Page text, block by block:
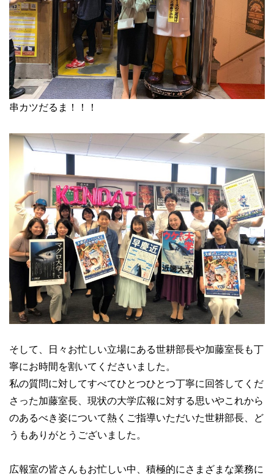
串カツだるま！！！
そして、日々お忙しい立場にある世耕部長や加藤室長も丁
寧にお時間を割いてくださいました。
私の質問に対してすべてひとつひとつ丁寧に回答してくだ
さった加藤室長、現状の大学広報に対する思いやこれから
のあるべき姿について熱くご指導いただいた世耕部長、ど
うもありがとうございました。
広報室の皆さんもお忙しい中、積極的にさまざまな業務に